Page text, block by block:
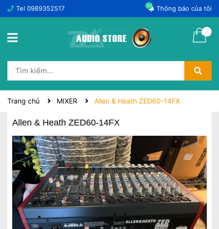
Tel 0989352517 Thông báo của tôi
50
Trang chủ MIXER Allen & Heath ZED60-14FX
Allen & Heath ZED60-14FX